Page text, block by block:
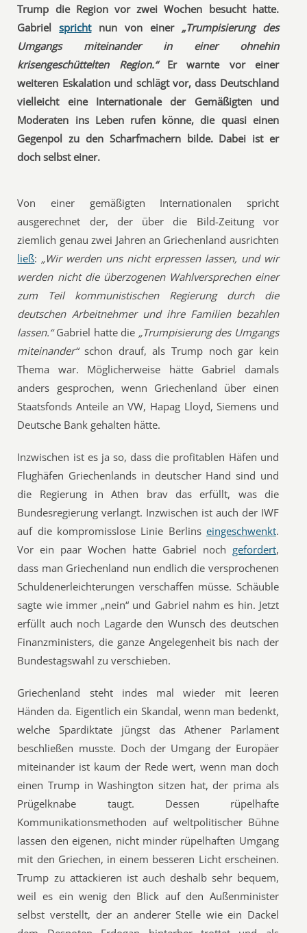
Trump die Region vor zwei Wochen besucht hatte.
Gabrielsprichtnun von einer „Trumpisierung des
Umgangs miteinander in einer ohnehin
krisengeschüttelten Region.“Er warnte vor einer
weiteren Eskalation und schlägt vor, dass Deutschland
vielleicht eine Internationale der Gemäßigten und
Moderaten ins Leben rufen könne, die quasi einen
Gegenpol zu den Scharfmachern bilde. Dabei ist er
doch selbst einer.
Von einer gemäßigten Internationalen spricht
ausgerechnet der, der über die Bild-Zeitung vor
ziemlich genau zwei Jahren an Griechenland ausrichten
ließ: „Wir werden uns nicht erpressen lassen, und wir
werden nicht die überzogenen Wahlversprechen einer
zum Teil kommunistischen Regierung durch die
deutschen Arbeitnehmer und ihre Familien bezahlen
lassen.“Gabriel hatte die „Trumpisierung des Umgangs
miteinander“schon drauf, als Trump noch gar kein
Thema war. Möglicherweise hätte Gabriel damals
anders gesprochen, wenn Griechenland über einen
Staatsfonds Anteile an VW, Hapag Lloyd, Siemens und
Deutsche Bank gehalten hätte.
Inzwischen ist es ja so, dass die profitablen Häfen und
Flughäfen Griechenlands in deutscher Hand sind und
die Regierung in Athen brav das erfüllt, was die
Bundesregierung verlangt. Inzwischen ist auch der IWF
auf die kompromisslose Linie Berlins eingeschwenkt.
Vor ein paar Wochen hatte Gabriel noch gefordert,
dass man Griechenland nun endlich die versprochenen
Schuldenerleichterungen verschaffen müsse. Schäuble
sagte wie immer „nein“ und Gabriel nahm es hin. Jetzt
erfüllt auch noch Lagarde den Wunsch des deutschen
Finanzministers, die ganze Angelegenheit bis nach der
Bundestagswahl zu verschieben.
Griechenland steht indes mal wieder mit leeren
Händen da. Eigentlich ein Skandal, wenn man bedenkt,
welche Spardiktate jüngst das Athener Parlament
beschließen musste. Doch der Umgang der Europäer
miteinander ist kaum der Rede wert, wenn man doch
einen Trump in Washington sitzen hat, der prima als
Prügelknabe taugt. Dessen rüpelhafte
Kommunikationsmethoden auf weltpolitischer Bühne
lassen den eigenen, nicht minder rüpelhaften Umgang
mit den Griechen, in einem besseren Licht erscheinen.
Trump zu attackieren ist auch deshalb sehr bequem,
weil es ein wenig den Blick auf den Außenminister
selbst verstellt, der an anderer Stelle wie ein Dackel